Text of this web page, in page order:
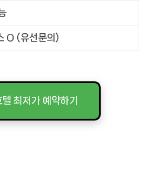
O (유선문의)
최저가 예약하기